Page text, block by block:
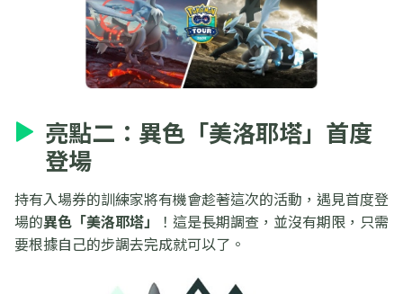
亮點二：異色「美洛耶塔」首度
登場
持有入場券的訓練家將有機會趁著這次的活動，遇見首度登
場的異色「美洛耶塔」
！這是長期調查，並沒有期限，只需
要根據自己的步調去完成就可以了。